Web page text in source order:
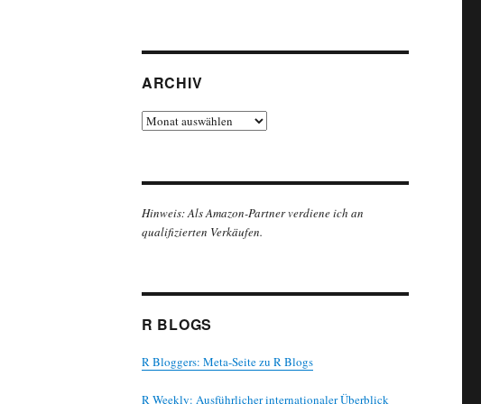
ARCHIV
Archiv
Hinweis: Als Amazon-Partner verdiene ich an
qualifizierten Verkäufen.
R BLOGS
R Bloggers: Meta-Seite zu R Blogs
R Weekly: Ausführlicher internationaler Überblick